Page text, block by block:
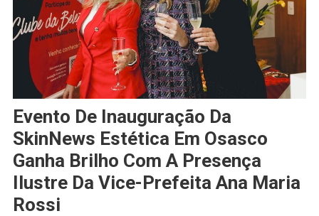
Evento De Inauguração Da
SkinNews Estética Em Osasco
Ganha Brilho Com A Presença
Ilustre Da Vice-Prefeita Ana Maria
Rossi